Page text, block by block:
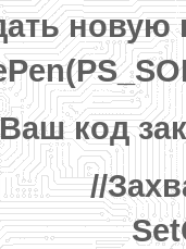
новую
код
//